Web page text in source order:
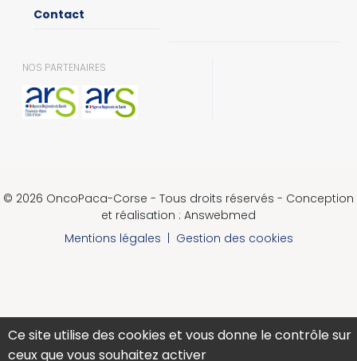
Contact
NOS PARTENAIRES
© 2026 OncoPaca-Corse - Tous droits réservés - Conception
et réalisation : Answebmed
Mentions légales | Gestion des cookies
Ce site utilise des cookies et vous donne le contrôle sur
ceux que vous souhaitez activer